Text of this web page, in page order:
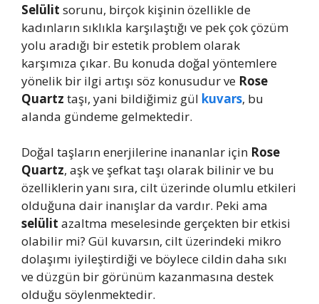
Selülit sorunu, birçok kişinin özellikle de
kadınların sıklıkla karşılaştığı ve pek çok çözüm
yolu aradığı bir estetik problem olarak
karşımıza çıkar. Bu konuda doğal yöntemlere
yönelik bir ilgi artışı söz konusudur ve Rose
Quartz taşı, yani bildiğimiz gül kuvars, bu
alanda gündeme gelmektedir.
Doğal taşların enerjilerine inananlar için Rose
Quartz, aşk ve şefkat taşı olarak bilinir ve bu
özelliklerin yanı sıra, cilt üzerinde olumlu etkileri
olduğuna dair inanışlar da vardır. Peki ama
selülit azaltma meselesinde gerçekten bir etkisi
olabilir mi? Gül kuvarsın, cilt üzerindeki mikro
dolaşımı iyileştirdiği ve böylece cildin daha sıkı
ve düzgün bir görünüm kazanmasına destek
olduğu söylenmektedir.